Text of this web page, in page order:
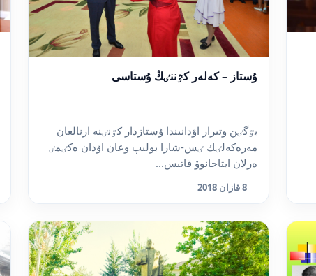
ۇستاز – كەلەر كٷننٸڭ ۇستاسى
بٷگٸن وتىرار اۋدانىندا ۇستازدار كٷنٸنە ارنالعان
مەرەكەلٸك ٸس-شارا بولىپ وعان اۋدان ەكٸمٸ
ەرلان ايتاحانوۆ قاتىس...
8 قازان 2018